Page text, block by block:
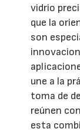
vidrio
que la
son
une a la
toma de
reúnen
esta